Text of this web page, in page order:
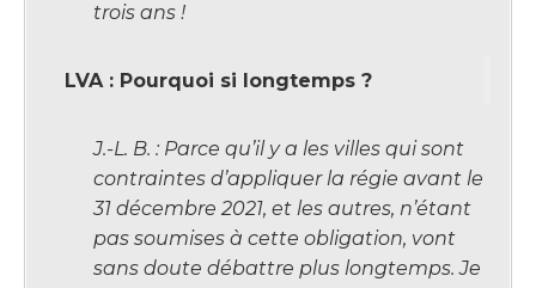
trois ans !
LVA : Pourquoi si longtemps ?
J.-L. B. : Parce qu’il y a les villes qui sont
contraintes d’appliquer la régie avant le
31 décembre 2021, et les autres, n’étant
pas soumises à cette obligation, vont
sans doute débattre plus longtemps. Je